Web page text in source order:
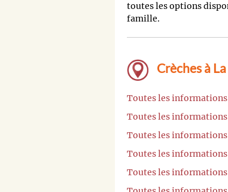
toutes les options
famille.
Crèches à
Toutes les
Toutes les
Toutes les informations
Toutes les
Toutes les